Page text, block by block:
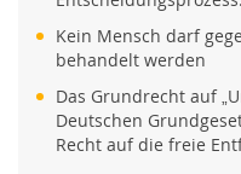
Kein Mensch darf
behandelt werden
Das Grundrecht auf
Deutschen
Recht auf die freie